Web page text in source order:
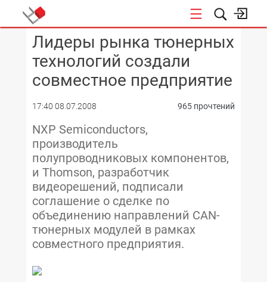
КОНФЕРЕНЦИИ
Лидеры рынка тюнерных
технологий создали
совместное предприятие
17:40 08.07.2008 965 прочтений
NXP Semiconductors,
производитель
полупроводниковых компонентов,
и Thomson, разработчик
видеорешений, подписали
соглашение о сделке по
объединению направлений CAN-
тюнерных модулей в рамках
совместного предприятия.